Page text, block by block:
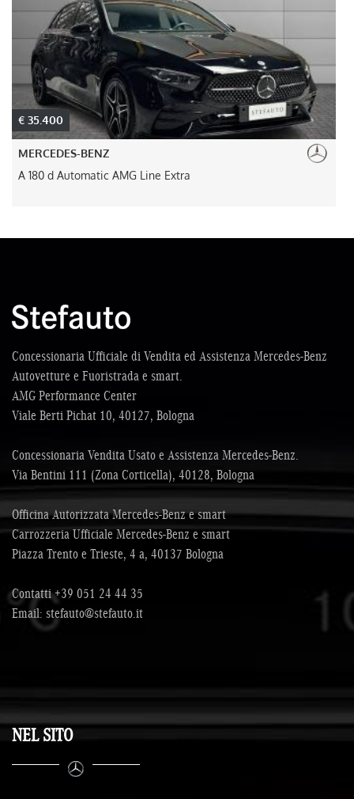
Extra
€ 45.000
Concessionaria Ufficiale di Vendita ed Assistenza Mercedes-Benz
Autovetture e Fuoristrada e smart.
AMG Performance Center
Viale Berti Pichat 10, 40127, Bologna
Concessionaria Vendita Usato e Assistenza Mercedes-Benz.
Via Bentini 111 (Zona Corticella), 40128, Bologna
Officina Autorizzata Mercedes-Benz e smart
Carrozzeria Ufficiale Mercedes-Benz e smart
Piazza Trento e Trieste, 4 a, 40137 Bologna
Contatti+39 051 24 44 35
Email: stefauto@stefauto.it
NEL SITO